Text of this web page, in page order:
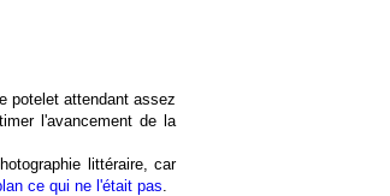
potelet attendant assez
l'avancement de la
littéraire, car
ce qui ne l'était pas.